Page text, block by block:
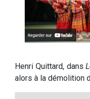
Henri Quittard, dans
alors à la démolition